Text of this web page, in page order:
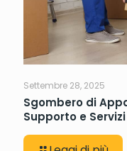
Settembre 28, 2025
Sgombero di
Supporto e Servizi